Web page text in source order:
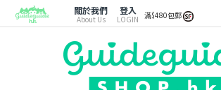
關於我們
About Us
登入
LOGIN 滿$480包郵